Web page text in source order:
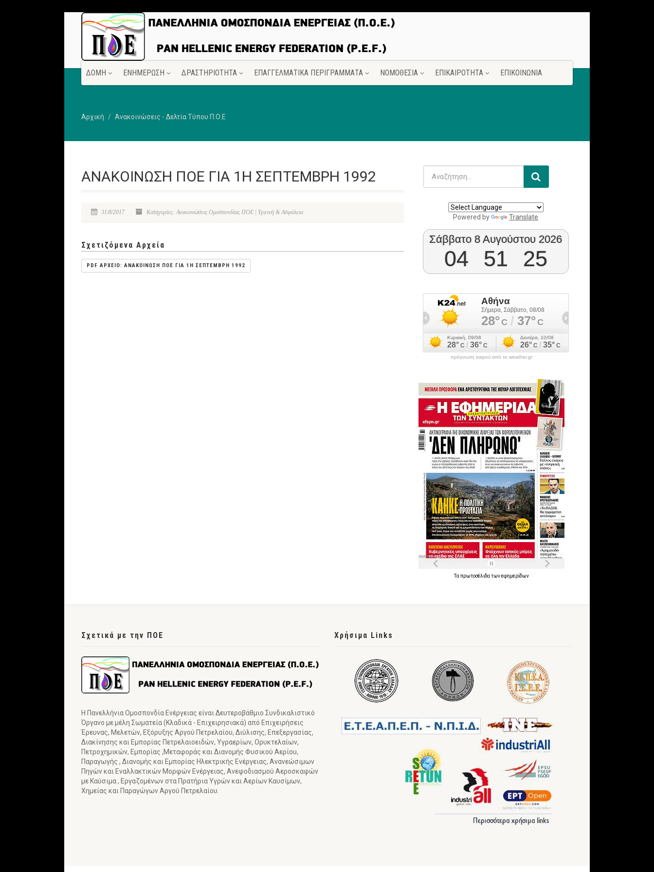
ΔΟΜΗ ΕΝΗΜΕΡΩΣΗ ΔΡΑΣΤΗΡΙΟΤΗΤΑ ΕΠΑΓΓΕΛΜΑΤΙΚΑ ΠΕΡΙΓΡΑΜΜΑΤΑ ΝΟΜΟΘΕΣΙΑ ΕΠΙΚΑΙΡΟΤΗΤΑ ΕΠΙΚΟΙΝΩΝΙΑ
Αρχική Ανακοινώσεις - Δελτία Τύπου Π.Ο.Ε
ΑΝΑΚΟΙΝΩΣΗ ΠΟΕ ΓΙΑ 1Η ΣΕΠΤΕΜΒΡΗ 1992
31/8/2017 Κατηγορίες: Ανακοινώσεις Ομοσπονδίας ΠΟΕ | Υγιεινή & Ασφάλεια
Σχετιζόμενα Αρχεία
PDF ΑΡΧΕΙΟ: ΑΝΑΚΟΙΝΩΣΗ ΠΟΕ ΓΙΑ 1Η ΣΕΠΤΕΜΒΡΗ 1992
Powered by Translate
Σάββατο 8 Αυγούστου 2026
04 51 26
πρόγνωση καιρού από το weather.gr
Ταπρωτοσέλιδατωνεφημερίδων
Σχετικά με την ΠΟΕ
Η Πανελλήνια Ομοσπονδία Ενέργειας είναι Δευτεροβάθμιο Συνδικαλιστικό
Όργανο με μέλη Σωματεία (Κλαδικά - Επιχειρησιακά) από Επιχειρήσεις
Έρευνας, Μελετών, Εξόρυξης Αργού Πετρελαίου, Διύλισης, Επεξεργασίας,
Διακίνησης και Εμπορίας Πετρελαιοειδών, Υγραερίων, Ορυκτελαίων,
Πετροχημικών, Εμπορίας ,Μεταφοράς και Διανομής Φυσικού Αερίου,
Παραγωγής , Διανομής και Εμπορίας Ηλεκτρικής Ενέργειας, Ανανεώσιμων
Πηγών και Εναλλακτικών Μορφών Ενέργειας, Ανεφοδιασμού Αεροσκαφών
με Καύσιμα , Εργαζομένων στα Πρατήρια Υγρών και Αερίων Καυσίμων,
Χημείας και Παραγώγων Αργού Πετρελαίου.
Χρήσιμα Links